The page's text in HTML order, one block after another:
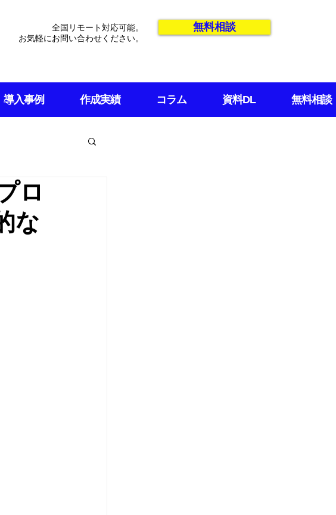
全国リモート対応可能。
お気軽にお問い合わせください。
無料相談
導入事例 作成実績 コラム 資料DL 無料相談
ロ
な